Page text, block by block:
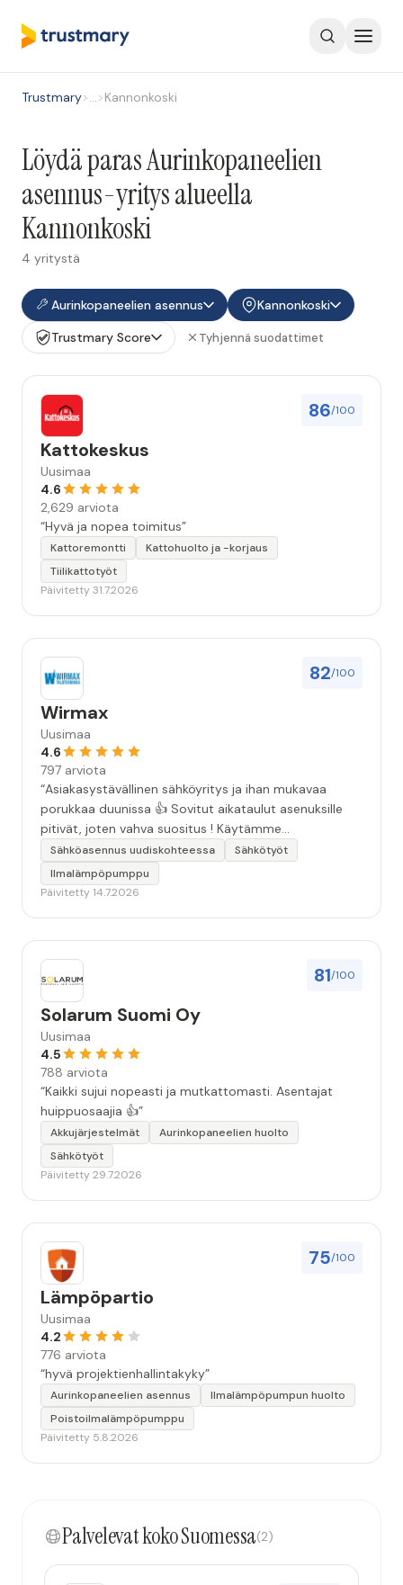
Trustmary>…>Kannonkoski
Löydä paras Aurinkopaneelien
asennus-yritys alueella
Kannonkoski
4 yritystä
Aurinkopaneelien asennus
Kannonkoski
Trustmary Score
Tyhjennä suodattimet
86/100
Kattokeskus
Uusimaa
4.6
2,629 arviota
“Hyvä ja nopea toimitus”
Kattoremontti
Kattohuolto ja -korjaus
Tiilikattotyöt
Päivitetty 31.7.2026
82/100
Wirmax
Uusimaa
4.6
797 arviota
“Asiakasystävällinen sähköyritys ja ihan mukavaa
porukkaa duunissa 👍 Sovitut aikataulut asenuksille
pitivät, joten vahva suositus ! Käytämme
seuraavallakin kerralla!”
Sähköasennus uudiskohteessa
Sähkötyöt
Ilmalämpöpumppu
Päivitetty 14.7.2026
81/100
Solarum Suomi Oy
Uusimaa
4.5
788 arviota
“Kaikki sujui nopeasti ja mutkattomasti. Asentajat
huippuosaajia 👍”
Akkujärjestelmät
Aurinkopaneelien huolto
Sähkötyöt
Päivitetty 29.7.2026
75/100
Lämpöpartio
Uusimaa
4.2
776 arviota
“hyvä projektienhallintakyky”
Aurinkopaneelien asennus
Ilmalämpöpumpun huolto
Poistoilmalämpöpumppu
Päivitetty 5.8.2026
Palvelevat koko Suomessa(2)